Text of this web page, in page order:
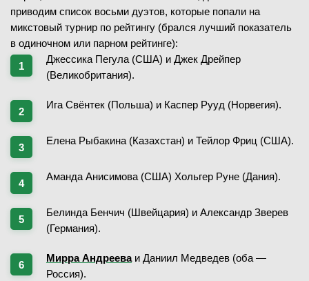
приводим список восьми дуэтов, которые попали на
микстовый турнир по рейтингу (брался лучший показатель
в одиночном или парном рейтинге):
Джессика Пегула (США) и Джек Дрейпер
(Великобритания).
Ига Свёнтек (Польша) и Каспер Рууд (Норвегия).
Елена Рыбакина (Казахстан) и Тейлор Фриц (США).
Аманда Анисимова (США) Хольгер Руне (Дания).
Белинда Бенчич (Швейцария) и Александр Зверев
(Германия).
Мирра Андрееваи Даниил Медведев (оба —
Россия).